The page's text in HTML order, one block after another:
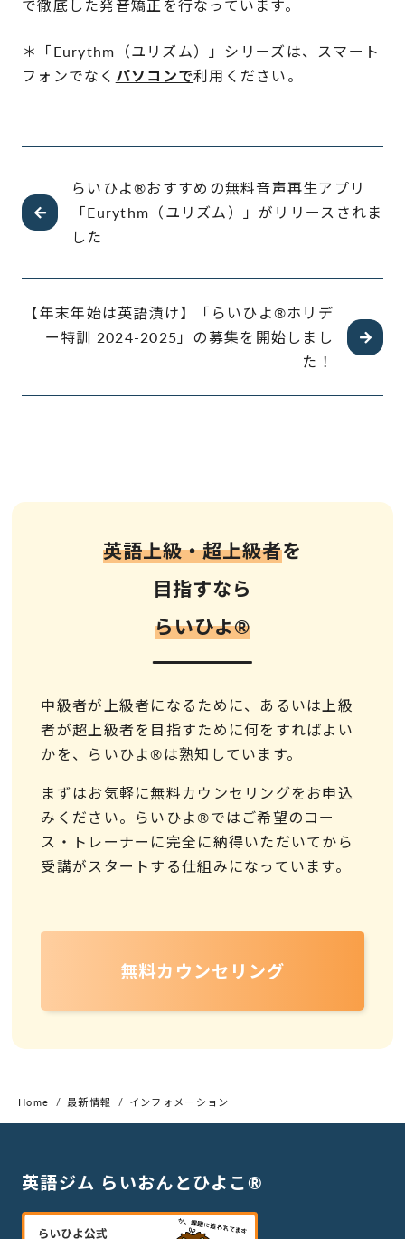
で徹底した発音矯正を行なっています。
＊ 「Eurythm（ユリズム）」シリーズは、スマート
フォンでなく パソコンで利用ください。
らいひよ®︎おすすめの無料音声再生アプリ
「Eurythm（ユリズム）」がリリースされま
した
【年末年始は英語漬け】「らいひよ®︎ホリデ
ー特訓 2024-2025」の募集を開始しまし
た！
英語上級・超上級者を
目指すなら
らいひよ®︎
中級者が上級者になるために、あるいは上級
者が超上級者を目指すために何をすればよい
かを、らいひよ®は熟知しています。
まずはお気軽に無料カウンセリングをお申込
みください。らいひよ®ではご希望のコー
ス・トレーナーに完全に納得いただいてから
受講がスタートする仕組みになっています。
無料カウンセリング
Home 最新情報 インフォメーション
英語ジム らいおんとひよこ®